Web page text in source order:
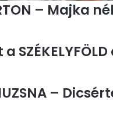
– Majka
–